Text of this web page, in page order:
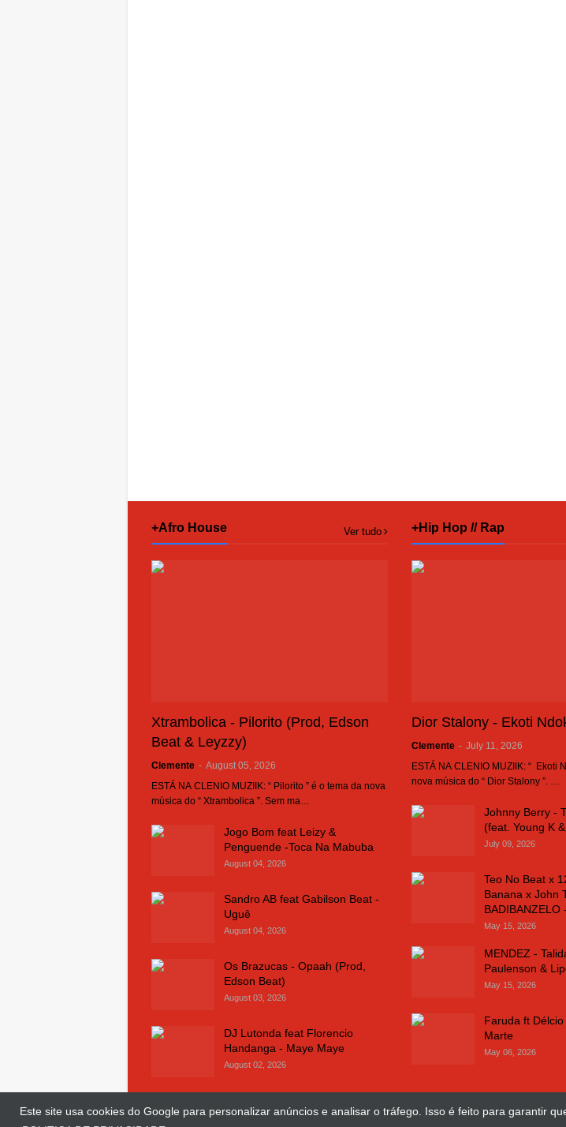
Este site usa cookies do Google para personalizar anúncios e analisar o tráfego. Isso é feito para garantir
+Afro House Ver tudo
Xtrambolica - Pilorito (Prod, Edson
Beat & Leyzzy)
Clemente - August 05, 2026
ESTÁ NA CLENIO MUZIIK: “ Pilorito ” é o tema da nova
música do “ Xtrambolica ”. Sem ma…
Jogo Bom feat Leizy &
Penguende -Toca Na Mabuba
August 04, 2026
Sandro AB feat Gabilson Beat -
Uguê
August 04, 2026
Os Brazucas - Opaah (Prod,
Edson Beat)
August 03, 2026
DJ Lutonda feat Florencio
Handanga - Maye Maye
August 02, 2026
+Hip Hop // Rap
Dior Stalony - Ekoti
Clemente - July 11, 2026
ESTÁ NA CLENIO MUZIIK: “ Ekoti
nova música do “ Dior Stalony ”. …
Johnny Berry -
(feat. Young K
July 09, 2026
Teo No Beat x
Banana x John
BADIBANZELO
May 15, 2026
MENDEZ -
Paulenson &
May 15, 2026
Faruda ft
Marte
May 06, 2026
© Copyright 2018 and 2025 Clenio Muziik| Design WebJosé Chimuco